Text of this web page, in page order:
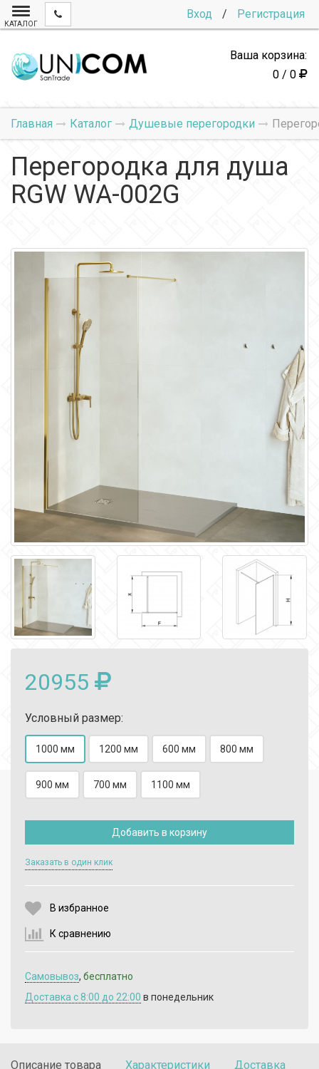
Вход / Регистрация
КАТАЛОГ
Ваша корзина:
0 / 0
Главная Каталог Душевые перегородки
Перегородка для душа
RGW WA-002G
20955
Условный размер:
1000 мм 1200 мм 600 мм 800 мм
900 мм 700 мм 1100 мм
Выберите количество:
Продолжить
Добавить в корзину
Заказать в один клик
В избранное
К сравнению
Самовывоз, бесплатно
Доставка c 8:00 до 22:00 в понедельник
Описание товара Характеристики Доставка